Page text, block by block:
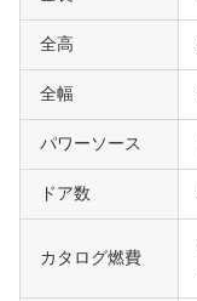
全高
全幅
パワーソース
ドア数
カタログ燃費